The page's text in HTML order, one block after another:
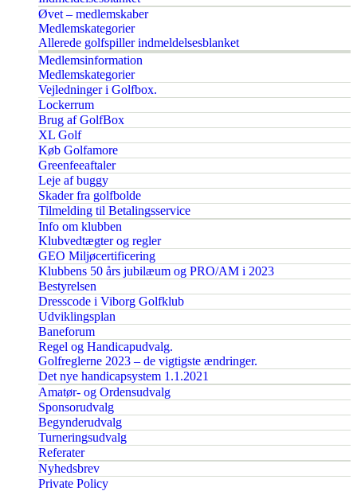
Øvet – medlemskaber
Medlemskategorier
Allerede golfspiller indmeldelsesblanket
Medlemsinformation
Medlemskategorier
Vejledninger i Golfbox.
Lockerrum
Brug af GolfBox
XL Golf
Køb Golfamore
Greenfeeaftaler
Leje af buggy
Skader fra golfbolde
Tilmelding til Betalingsservice
Info om klubben
Klubvedtægter og regler
GEO Miljøcertificering
Klubbens 50 års jubilæum og PRO/AM i 2023
Bestyrelsen
Dresscode i Viborg Golfklub
Udviklingsplan
Baneforum
Regel og Handicapudvalg.
Golfreglerne 2023 – de vigtigste ændringer.
Det nye handicapsystem 1.1.2021
Amatør- og Ordensudvalg
Sponsorudvalg
Begynderudvalg
Turneringsudvalg
Referater
Nyhedsbrev
Private Policy